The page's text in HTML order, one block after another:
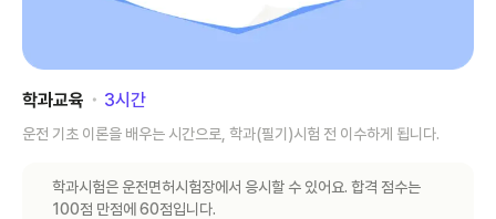
학과교육 ･ 3시간
운전 기초 이론을 배우는 시간으로, 학과(필기)시험 전 이수하게 됩니다.
학과시험은 운전면허시험장에서 응시할 수 있어요. 합격 점수는
100점 만점에 60점입니다.